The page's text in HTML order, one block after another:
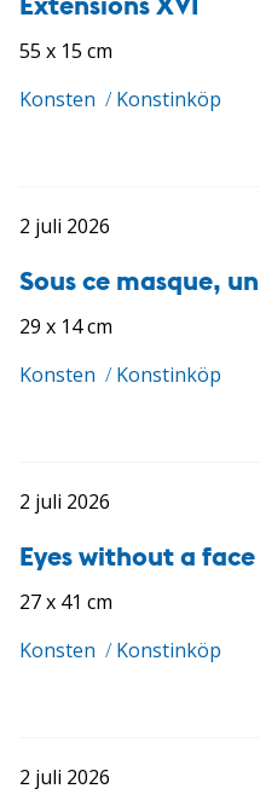
55 x 15 cm
Konsten / Konstinköp
2 juli 2026
Sous ce masque,
29 x 14 cm
Konsten / Konstinköp
2 juli 2026
Eyes without a face
27 x 41 cm
Konsten / Konstinköp
2 juli 2026